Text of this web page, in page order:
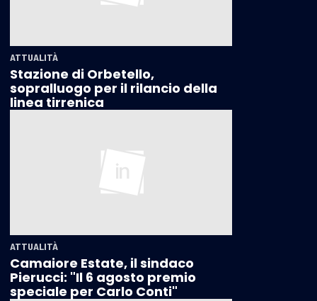
ATTUALITÀ
Stazione di Orbetello,
sopralluogo per il rilancio della
linea tirrenica
ATTUALITÀ
Camaiore Estate, il sindaco
Pierucci: "Il 6 agosto premio
speciale per Carlo Conti"